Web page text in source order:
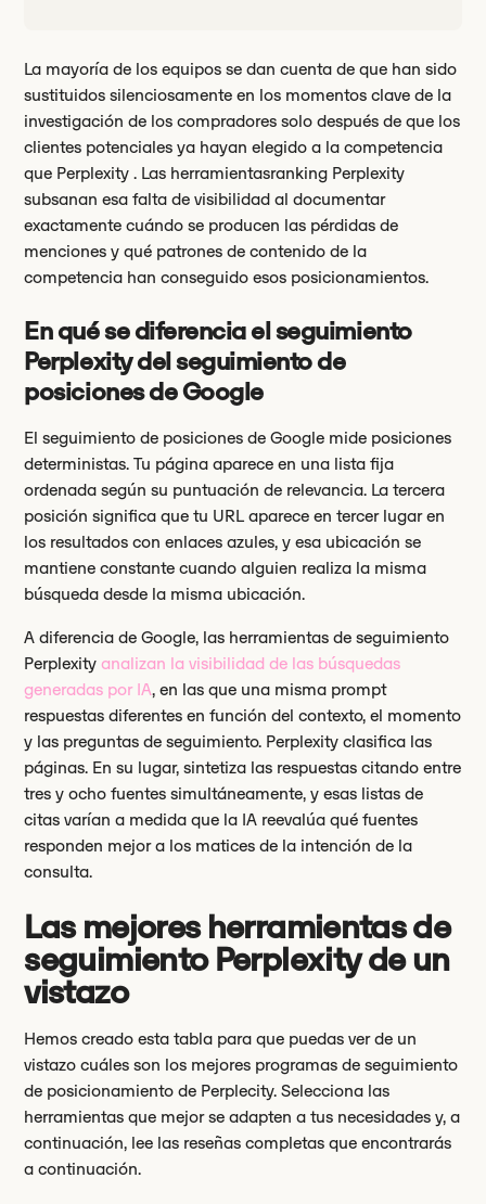
La mayoría de los equipos se dan cuenta de que han sido
sustituidos silenciosamente en los momentos clave de la
investigación de los compradores solo después de que los
clientes potenciales ya hayan elegido a la competencia
que Perplexity . Las herramientasranking Perplexity
subsanan esa falta de visibilidad al documentar
exactamente cuándo se producen las pérdidas de
menciones y qué patrones de contenido de la
competencia han conseguido esos posicionamientos.
En qué se diferencia el seguimiento
Perplexity del seguimiento de
posiciones de Google
El seguimiento de posiciones de Google mide posiciones
deterministas. Tu página aparece en una lista fija
ordenada según su puntuación de relevancia. La tercera
posición significa que tu URL aparece en tercer lugar en
los resultados con enlaces azules, y esa ubicación se
mantiene constante cuando alguien realiza la misma
búsqueda desde la misma ubicación.
A diferencia de Google, las herramientas de seguimiento
Perplexityanalizan la visibilidad de las búsquedas
generadas por IA, en las que una misma prompt
respuestas diferentes en función del contexto, el momento
y las preguntas de seguimiento. Perplexity clasifica las
páginas. En su lugar, sintetiza las respuestas citando entre
tres y ocho fuentes simultáneamente, y esas listas de
citas varían a medida que la IA reevalúa qué fuentes
responden mejor a los matices de la intención de la
consulta.
Las mejores herramientas de
seguimiento Perplexity de un
vistazo
Hemos creado esta tabla para que puedas ver de un
vistazo cuáles son los mejores programas de seguimiento
de posicionamiento de Perplecity. Selecciona las
herramientas que mejor se adapten a tus necesidades y, a
continuación, lee las reseñas completas que encontrarás
a continuación.